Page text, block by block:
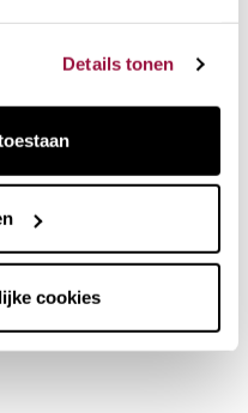
Details tonen
cookies
out stock
Neverstick2 Eaziglide-
aanbakdeksel